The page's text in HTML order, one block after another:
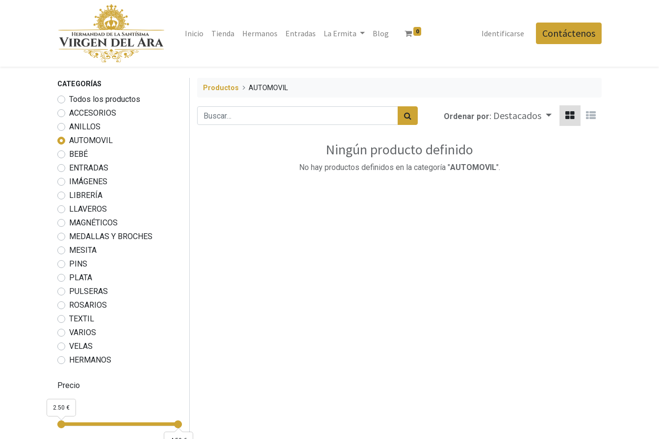
Inicio Tienda Hermanos Entradas La Ermita Blog 0 Identificarse Contáctenos
CATEGORÍAS
Todos los productos
ACCESORIOS
ANILLOS
AUTOMOVIL
BEBÉ
ENTRADAS
IMÁGENES
LIBRERÍA
LLAVEROS
MAGNÉTICOS
MEDALLAS Y BROCHES
MESITA
PINS
PLATA
PULSERAS
ROSARIOS
TEXTIL
VARIOS
VELAS
HERMANOS
Precio
2.50 €
Productos AUTOMOVIL
Ordenar por: Destacados
Ningún producto definido
No hay productos definidos en la categoría "AUTOMOVIL".